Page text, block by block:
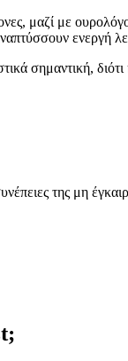
μαζί με
ενεργή
σημαντική,
της μη